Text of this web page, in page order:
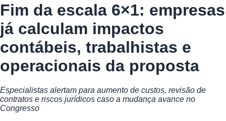
Fim da escala 6×1: empresas
já calculam impactos
contábeis, trabalhistas e
operacionais da proposta
Especialistas alertam para aumento de custos, revisão de
contratos e riscos jurídicos caso a mudança avance no
Congresso